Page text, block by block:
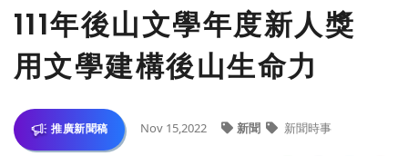
111年後山文學年度新人獎
用文學建構後山生命力
推廣新聞稿 Nov 15,2022 新聞 新聞時事